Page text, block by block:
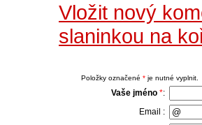
Vložit nový
slaninkou na
Položky označené *je nutné vyplnit.
Vaše jméno *:
Email :